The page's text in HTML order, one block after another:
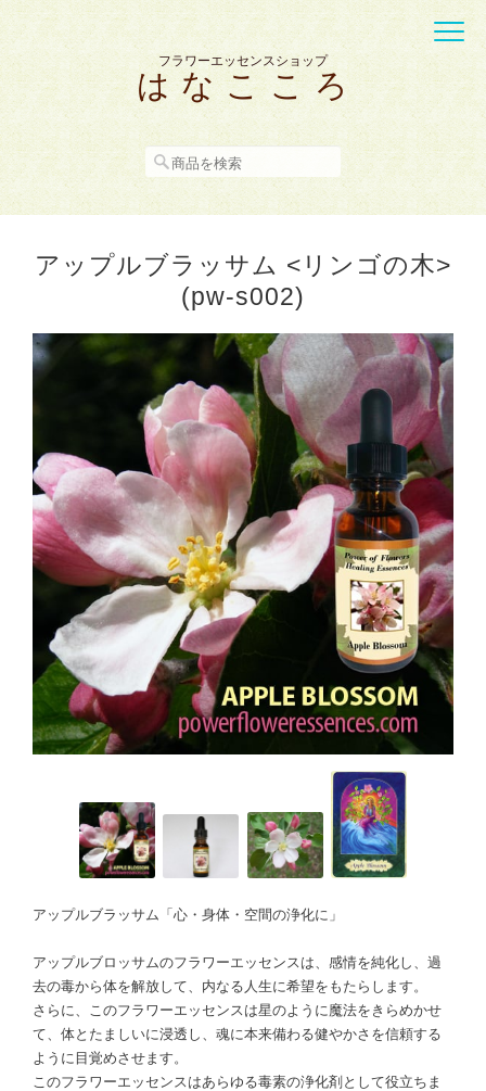
フラワーエッセンスショップ
は な こ こ ろ
アップルブラッサム <リンゴの木>
(pw-s002)
アップルブラッサム「心・身体・空間の浄化に」
アップルブロッサムのフラワーエッセンスは、感情を純化し、過
去の毒から体を解放して、内なる人生に希望をもたらします。
さらに、このフラワーエッセンスは星のように魔法をきらめかせ
て、体とたましいに浸透し、魂に本来備わる健やかさを信頼する
ように目覚めさせます。
このフラワーエッセンスはあらゆる毒素の浄化剤として役立ちま